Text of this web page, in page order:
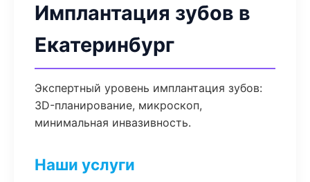
Имплантация зубов в
Екатеринбург
Экспертный уровень имплантация зубов:
3D-планирование, микроскоп,
минимальная инвазивность.
Наши услуги